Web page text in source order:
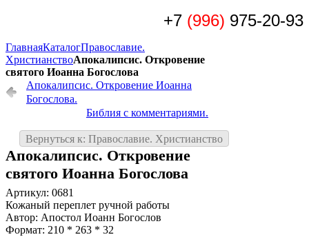
+7 (996) 975-20-93
ГлавнаяКаталогПравославие.
ХристианствоАпокалипсис. Откровение
святого Иоанна Богослова
Апокалипсис. Откровение Иоанна
Богослова.
Библия с комментариями.
Вернуться к: Православие. Христианство
Апокалипсис. Откровение
святого Иоанна Богослова
Артикул: 0681
Кожаный переплет ручной работы
Автор: Апостол Иоанн Богослов
Формат: 210 * 263 * 32